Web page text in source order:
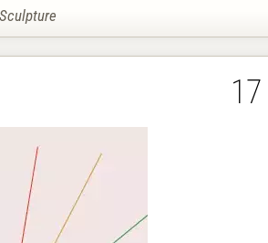
Sculpture